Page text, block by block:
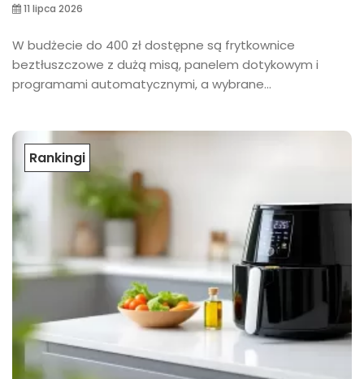
11 lipca 2026
W budżecie do 400 zł dostępne są frytkownice
beztłuszczowe z dużą misą, panelem dotykowym i
programami automatycznymi, a wybrane...
Rankingi